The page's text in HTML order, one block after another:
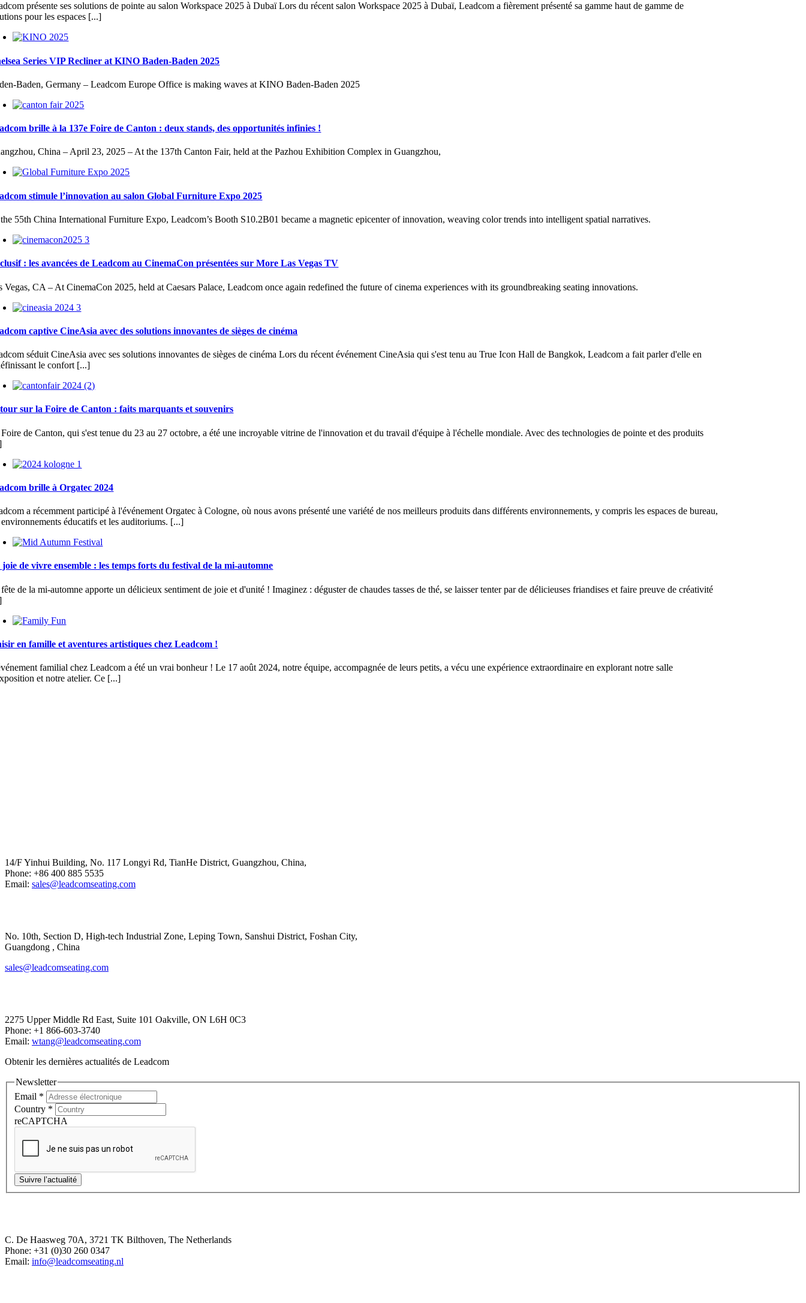
présente ses solutions de pointe au salon Workspace 2025 à Dubaï Lors du récent salon Workspace 2025 à Dubaï, Leadcom a fièrement présenté sa gamme haut de gamme de
pour les espaces [...]
Series VIP Recliner at KINO Baden-Baden 2025
Baden, Germany – Leadcom Europe Office is making waves at KINO Baden-Baden 2025
brille à la 137e Foire de Canton : deux stands, des opportunités infinies !
China – April 23, 2025 – At the 137th Canton Fair, held at the Pazhou Exhibition Complex in Guangzhou,
stimule l’innovation au salon Global Furniture Expo 2025
55th China International Furniture Expo, Leadcom’s Booth S10.2B01 became a magnetic epicenter of innovation, weaving color trends into intelligent spatial narratives.
: les avancées de Leadcom au CinemaCon présentées sur More Las Vegas TV
Vegas, CA – At CinemaCon 2025, held at Caesars Palace, Leadcom once again redefined the future of cinema experiences with its groundbreaking seating innovations.
captive CineAsia avec des solutions innovantes de sièges de cinéma
séduit CineAsia avec ses solutions innovantes de sièges de cinéma Lors du récent événement CineAsia qui s'est tenu au True Icon Hall de Bangkok, Leadcom a fait parler d'elle en
le confort [...]
sur la Foire de Canton : faits marquants et souvenirs
de Canton, qui s'est tenue du 23 au 27 octobre, a été une incroyable vitrine de l'innovation et du travail d'équipe à l'échelle mondiale. Avec des technologies de pointe et des produits
brille à Orgatec 2024
a récemment participé à l'événement Orgatec à Cologne, où nous avons présenté une variété de nos meilleurs produits dans différents environnements, y compris les espaces de bureau,
environnements éducatifs et les auditoriums. [...]
de vivre ensemble : les temps forts du festival de la mi-automne
de la mi-automne apporte un délicieux sentiment de joie et d'unité ! Imaginez : déguster de chaudes tasses de thé, se laisser tenter par de délicieuses friandises et faire preuve de créativité
en famille et aventures artistiques chez Leadcom !
familial chez Leadcom a été un vrai bonheur ! Le 17 août 2024, notre équipe, accompagnée de leurs petits, a vécu une expérience extraordinaire en explorant notre salle
et notre atelier. Ce [...]
14/F Yinhui Building, No. 117 Longyi Rd, TianHe District, Guangzhou, China,
Phone: +86 400 885 5535
Email: sales@leadcomseating.com
No. 10th, Section D, High-tech Industrial Zone, Leping Town, Sanshui District, Foshan City,
​​​​​​​Guangdong , China
sales@leadcomseating.com
2275 Upper Middle Rd East, Suite 101 Oakville, ON L6H 0C3
Phone: +1 866-603-3740
Email: wtang@leadcomseating.com
Obtenir les dernières actualités de Leadcom
Newsletter
Email *
Country *
reCAPTCHA
Suivre l’actualité
C. De Haasweg 70A, 3721 TK Bilthoven, The Netherlands
Phone: +31 (0)30 260 0347
Email: info@leadcomseating.nl